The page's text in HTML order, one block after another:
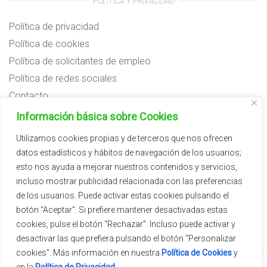
Información básica sobre Cookies
Utilizamos cookies propias y de terceros que nos ofrecen
datos estadísticos y hábitos de navegación de los usuarios;
esto nos ayuda a mejorar nuestros contenidos y servicios,
incluso mostrar publicidad relacionada con las preferencias
de los usuarios. Puede activar estas cookies pulsando el
botón “Aceptar”. Si prefiere mantener desactivadas estas
cookies, pulse el botón “Rechazar”. Incluso puede activar y
desactivar las que prefiera pulsando el botón “Personalizar
cookies”. Más información en nuestra Política de Cookiesy
Política de privacidad
Política de cookies
Política de solicitantes de empleo
Política de redes sociales
Contacto
Preguntas frecuentes
Subvenciones